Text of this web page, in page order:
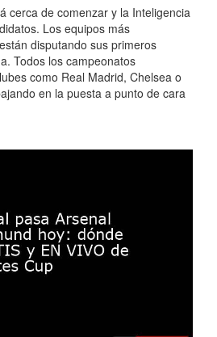
cerca de comenzar y la Inteligencia
Los equipos más
disputando sus primeros
Todos los campeonatos
como Real Madrid, Chelsea o
en la puesta a punto de cara